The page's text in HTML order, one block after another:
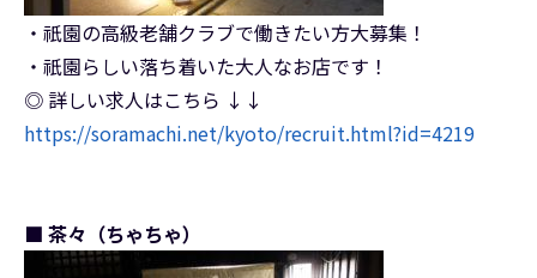
・祇園の高級老舗クラブで働きたい方大募集！
・祇園らしい落ち着いた大人なお店です！
◎ 詳しい求人はこちら ↓↓
https://soramachi.net/kyoto/recruit.html?id=4219
■ 茶々（ちゃちゃ）